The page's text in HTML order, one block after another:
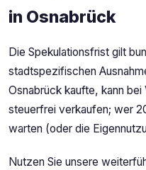
in Osnabrück
Die Spekulationsfrist gilt
stadtspezifischen
Osnabrück kaufte, kann
steuerfrei verkaufen; wer
warten (oder die
Nutzen Sie unsere